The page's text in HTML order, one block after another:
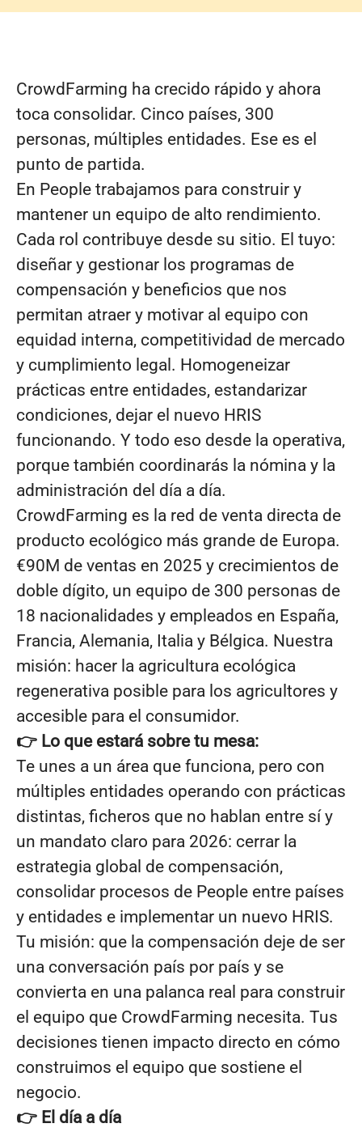
CrowdFarming ha crecido rápido y ahora
toca consolidar. Cinco países, 300
personas, múltiples entidades. Ese es el
punto de partida.
En People trabajamos para construir y
mantener un equipo de alto rendimiento.
Cada rol contribuye desde su sitio. El tuyo:
diseñar y gestionar los programas de
compensación y beneficios que nos
permitan atraer y motivar al equipo con
equidad interna, competitividad de mercado
y cumplimiento legal. Homogeneizar
prácticas entre entidades, estandarizar
condiciones, dejar el nuevo HRIS
funcionando. Y todo eso desde la operativa,
porque también coordinarás la nómina y la
administración del día a día.
CrowdFarming es la red de venta directa de
producto ecológico más grande de Europa.
€90M de ventas en 2025 y crecimientos de
doble dígito, un equipo de 300 personas de
18 nacionalidades y empleados en España,
Francia, Alemania, Italia y Bélgica. Nuestra
misión: hacer la agricultura ecológica
regenerativa posible para los agricultores y
accesible para el consumidor.
👉 Lo que estará sobre tu mesa:
Te unes a un área que funciona, pero con
múltiples entidades operando con prácticas
distintas, ficheros que no hablan entre sí y
un mandato claro para 2026: cerrar la
estrategia global de compensación,
consolidar procesos de People entre países
y entidades e implementar un nuevo HRIS.
Tu misión: que la compensación deje de ser
una conversación país por país y se
convierta en una palanca real para construir
el equipo que CrowdFarming necesita. Tus
decisiones tienen impacto directo en cómo
construimos el equipo que sostiene el
negocio.
👉 El día a día